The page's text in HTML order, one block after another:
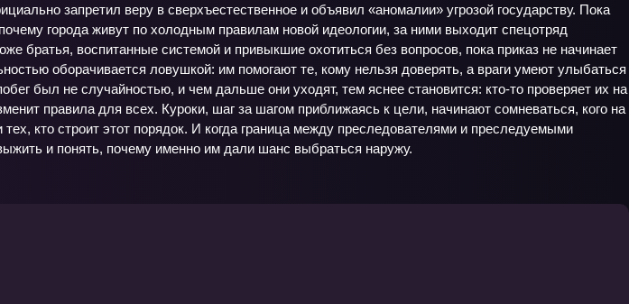
запретил веру в сверхъестественное и объявил «аномалии» угрозой государству. Пока
города живут по холодным правилам новой идеологии, за ними выходит спецотряд
братья, воспитанные системой и привыкшие охотиться без вопросов, пока приказ не начинает
оборачивается ловушкой: им помогают те, кому нельзя доверять, а враги умеют улыбаться
был не случайностью, и чем дальше они уходят, тем яснее становится: кто-то проверяет их на
правила для всех. Куроки, шаг за шагом приближаясь к цели, начинают сомневаться, кого на
кто строит этот порядок. И когда граница между преследователями и преследуемыми
и понять, почему именно им дали шанс выбраться наружу.